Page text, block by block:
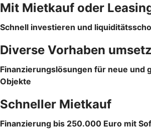
Mit Mietkauf oder
Schnell investieren und
Diverse Vorhaben
Finanzierungslösungen für neue und
Objekte
Schneller Mietkauf
Finanzierung bis 250.000 Euro mit